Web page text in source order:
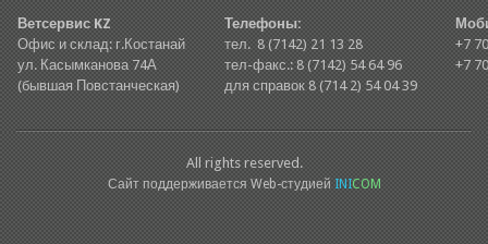
Ветсервис KZ
Офис и склад: г.Костанай
ул. Касымканова 74А
(бывшая Повстанческая)
Телефоны:
тел. 8 (7142) 21 13 28
тел-факс.: 8 (7142) 54 64 96
для справок 8 (714 2) 54 04 39
+7
+7
All rights reserved.
Сайт поддерживается Web-студией INICOM